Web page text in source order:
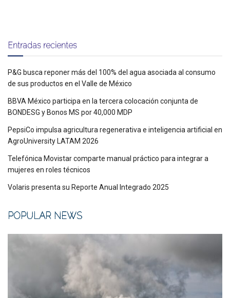
Entradas recientes
P&G busca reponer más del 100% del agua asociada al consumo
de sus productos en el Valle de México
BBVA México participa en la tercera colocación conjunta de
BONDESG y Bonos MS por 40,000 MDP
PepsiCo impulsa agricultura regenerativa e inteligencia artificial en
AgroUniversity LATAM 2026
Telefónica Movistar comparte manual práctico para integrar a
mujeres en roles técnicos
Volaris presenta su Reporte Anual Integrado 2025
POPULAR NEWS